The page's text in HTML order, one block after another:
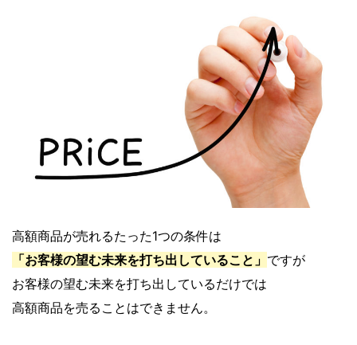
高額商品が売れるたった1つの条件は
「お客様の望む未来を打ち出していること」 ですが
お客様の望む未来を打ち出しているだけでは
高額商品を売ることはできません。